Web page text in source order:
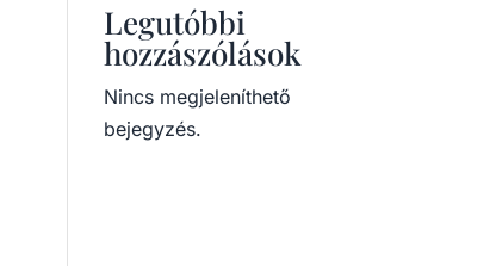
Legutóbbi
hozzászólások
Nincs megjeleníthető
bejegyzés.